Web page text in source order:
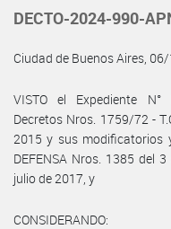
DECTO-2024-990-
Ciudad de Buenos Aires,
VISTO el Expediente N°
Decretos Nros. 1759/72 -
2015 y sus modificatorios
DEFENSA Nros. 1385 del
julio de 2017, y
CONSIDERANDO: